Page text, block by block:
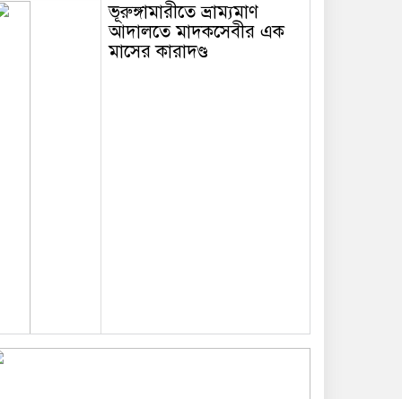
ভূরুঙ্গামারীতে ভ্রাম্যমাণ
আদালতে মাদকসেবীর এক
মাসের কারাদণ্ড